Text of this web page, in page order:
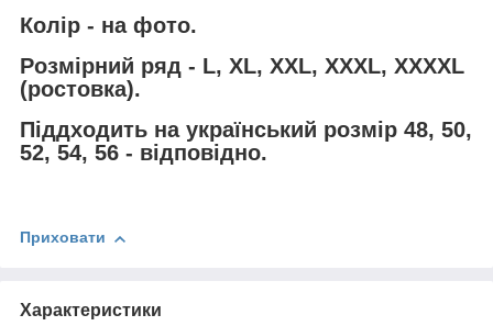
Колір - на фото.
Розмірний ряд - L, XL, XXL, XXXL, XXXXL
(ростовка).
Піддходить на український розмір 48, 50,
52, 54, 56 - відповідно.
Приховати
Характеристики